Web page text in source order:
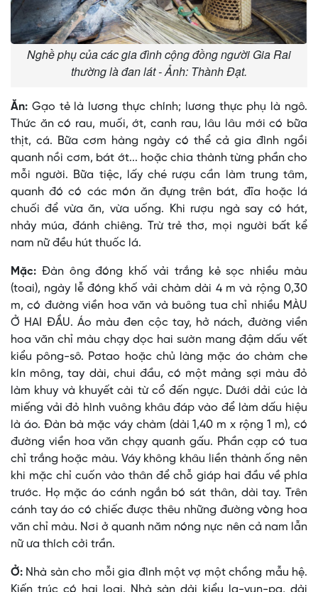
Nghề phụ của các gia đình cộng đồng người Gia Rai
thường là đan lát - Ảnh: Thành Đạt.
Ăn: Gạo tẻ là lương thực chính; lương thực phụ là ngô.
Thức ăn có rau, muối, ớt, canh rau, lâu lâu mới có bữa
thịt, cá. Bữa cơm hàng ngày có thể cả gia đình ngồi
quanh nồi cơm, bát ớt... hoặc chia thành từng phần cho
mỗi người. Bữa tiệc, lấy ché rượu cần làm trung tâm,
quanh đó có các món ăn đựng trên bát, đĩa hoặc lá
chuối để vừa ăn, vừa uống. Khi rượu ngà say có hát,
nhảy múa, đánh chiêng. Trừ trẻ thơ, mọi người bất kể
nam nữ đều hút thuốc lá.
Mặc: Ðàn ông đóng khố vải trắng kẻ sọc nhiều màu
(toai), ngày lễ đóng khố vải chàm dài 4 m và rộng 0,30
m, có đường viền hoa văn và buông tua chỉ nhiều MÀU
Ở HAI ÐẦU. Áo màu đen cộc tay, hở nách, đường viền
hoa văn chỉ màu chạy dọc hai sườn mang đậm dấu vết
kiểu pông-sô. Pơtao hoặc chủ làng mặc áo chàm che
kín mông, tay dài, chui đầu, có một mảng sợi màu đỏ
làm khuy và khuyết cài từ cổ đến ngực. Dưới dải cúc là
miếng vải đỏ hình vuông khâu đáp vào để làm dấu hiệu
là áo. Ðàn bà mặc váy chàm (dài 1,40 m x rộng 1 m), có
đường viền hoa văn chạy quanh gấu. Phần cạp có tua
chỉ trắng hoặc màu. Váy không khâu liền thành ống nên
khi mặc chỉ cuốn vào thân để chỗ giáp hai đầu về phía
trước. Họ mặc áo cánh ngắn bó sát thân, dài tay. Trên
cánh tay áo có chiếc được thêu những đường vòng hoa
văn chỉ màu. Nơi ở quanh năm nóng nực nên cả nam lẫn
nữ ưa thích cởi trần.
Ở: Nhà sàn cho mỗi gia đình một vợ một chồng mẫu hệ.